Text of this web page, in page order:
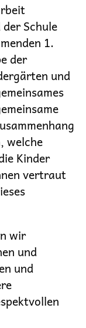
Schule
1.
der
und
welche
Kinder
vertraut
wir
und
und